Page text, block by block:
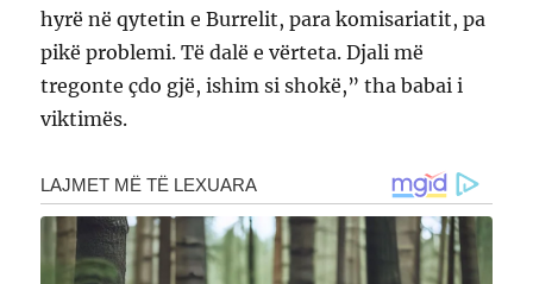
hyrë në qytetin e Burrelit, para komisariatit, pa
pikë problemi. Të dalë e vërteta. Djali më
tregonte çdo gjë, ishim si shokë,” tha babai i
viktimës.